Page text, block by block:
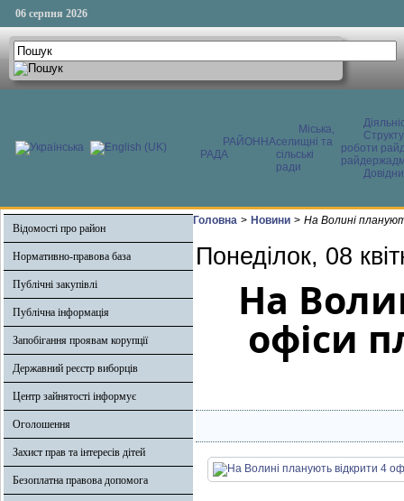
06 серпня 2026
РАЙОННА
РАДА
Міська,
селищні та
сільські
ради
роботи
Відомості про район
Нормативно-правова база
Публічні закупівлі
Публічна інформація
Запобігання проявам корупції
Державний реєстр виборців
Центр зайнятості інформує
Оголошення
Захист прав та інтересів дітей
Безоплатна правова допомога
Головна > Новини > На Волині
Понеділок, 08
На
офіси